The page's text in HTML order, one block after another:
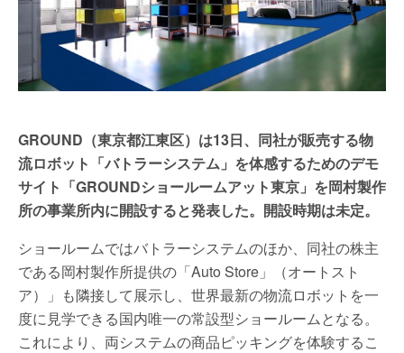
GROUND（東京都江東区）は13日、同社が販売する物
流ロボット「バトラーシステム」を体感するためのデモ
サイト「GROUNDショールームアット東京」を岡村製作
所の事業所内に開設すると発表した。開設時期は未定。
ショールームではバトラーシステムのほか、同社の株主
である岡村製作所提供の「Auto Store」（オートスト
ア）」も隣接して展示し、世界最新の物流ロボットを一
度に見学できる国内唯一の常設型ショールームとなる。
これにより、両システムの商品ピッキングを体験するこ